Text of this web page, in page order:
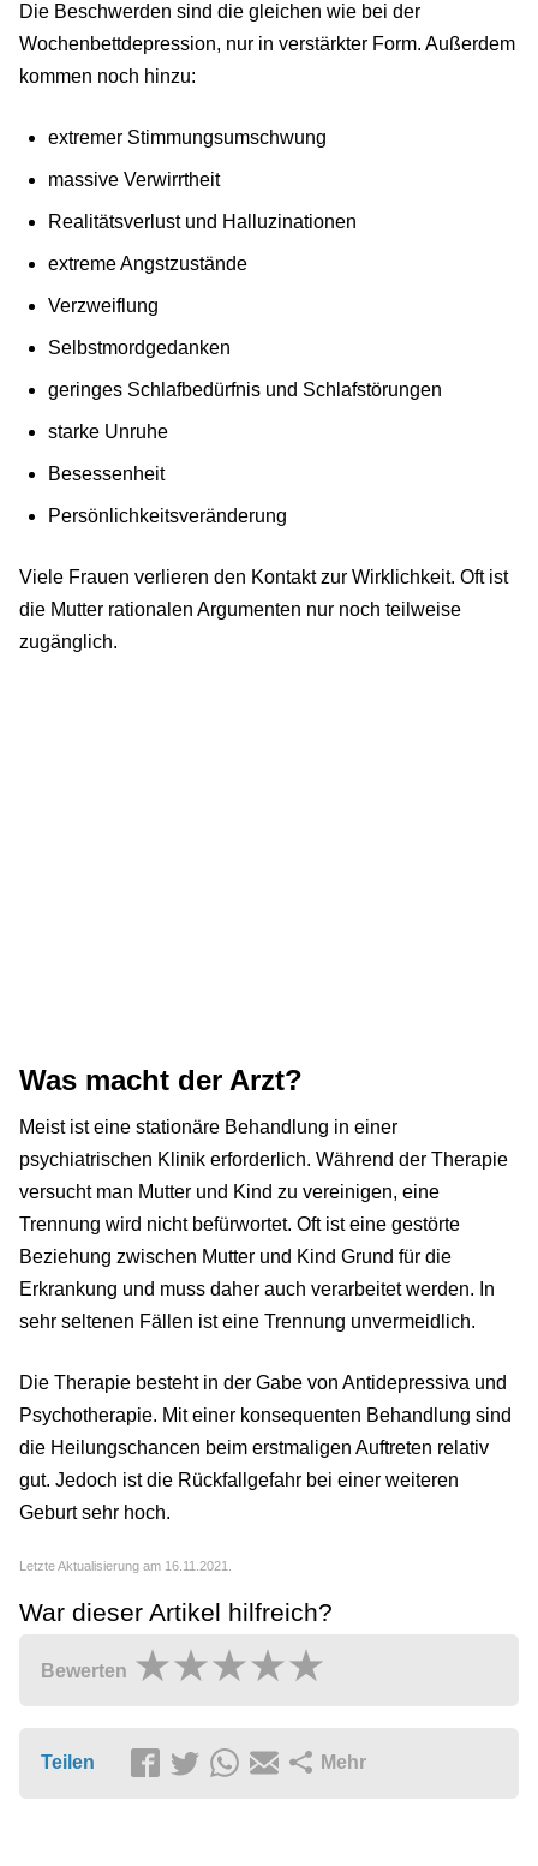
Die Beschwerden sind die gleichen wie bei der
Wochenbettdepression, nur in verstärkter Form. Außerdem
kommen noch hinzu:
extremer Stimmungsumschwung
massive Verwirrtheit
Realitätsverlust und Halluzinationen
extreme Angstzustände
Verzweiflung
Selbstmordgedanken
geringes Schlafbedürfnis und Schlafstörungen
starke Unruhe
Besessenheit
Persönlichkeitsveränderung
Viele Frauen verlieren den Kontakt zur Wirklichkeit. Oft ist
die Mutter rationalen Argumenten nur noch teilweise
zugänglich.
Was macht der Arzt?
Meist ist eine stationäre Behandlung in einer
psychiatrischen Klinik erforderlich. Während der Therapie
versucht man Mutter und Kind zu vereinigen, eine
Trennung wird nicht befürwortet. Oft ist eine gestörte
Beziehung zwischen Mutter und Kind Grund für die
Erkrankung und muss daher auch verarbeitet werden. In
sehr seltenen Fällen ist eine Trennung unvermeidlich.
Die Therapie besteht in der Gabe von Antidepressiva und
Psychotherapie. Mit einer konsequenten Behandlung sind
die Heilungschancen beim erstmaligen Auftreten relativ
gut. Jedoch ist die Rückfallgefahr bei einer weiteren
Geburt sehr hoch.
Letzte Aktualisierung am 16.11.2021.
War dieser Artikel hilfreich?
Bewerten
Teilen Mehr